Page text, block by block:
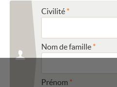
Civilité
Nom de famille
Prénom